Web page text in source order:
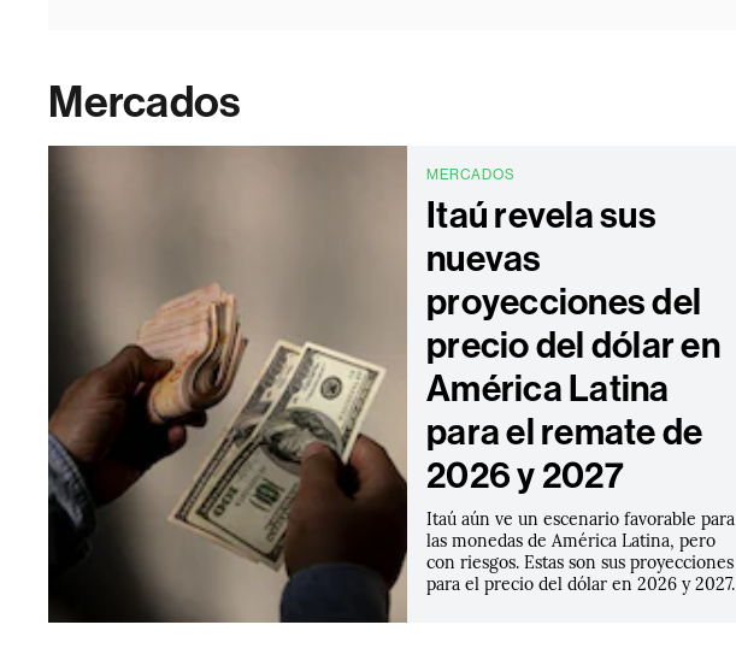
Mercados
MERCADOS
Itaú revela sus
nuevas
proyecciones del
precio del dólar en
América Latina
para el remate de
2026 y 2027
Itaú aún ve un escenario favorable para
las monedas de América Latina, pero
con riesgos. Estas son sus proyecciones
para el precio del dólar en 2026 y 2027.